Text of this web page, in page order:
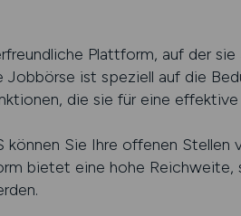
Plattform, auf der sie
Jobbörse ist speziell auf die
die sie für eine
Sie Ihre offenen Stellen
bietet eine hohe Reichweite,